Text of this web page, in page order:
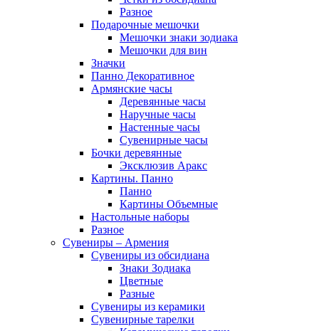
Разное
Подарочные мешочки
Мешочки знаки зодиака
Мешочки для вин
Значки
Панно Декоративное
Армянские часы
Деревянные часы
Наручные часы
Настенные часы
Сувенирные часы
Бочки деревянные
Эксклюзив Аракс
Картины. Панно
Панно
Картины Объемные
Настольные наборы
Разное
Сувениры – Армения
Сувениры из обсидиана
Знаки Зодиака
Цветные
Разные
Сувениры из керамики
Сувенирные тарелки